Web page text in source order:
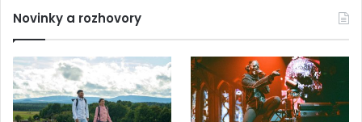
Novinky a rozhovory